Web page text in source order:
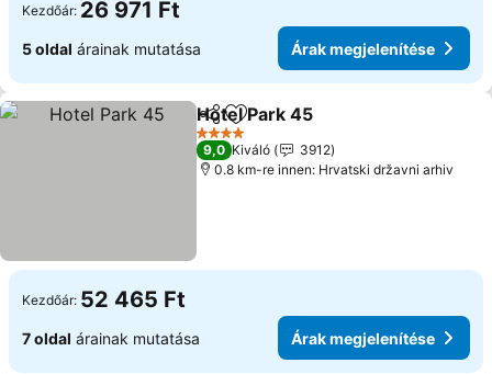
Kezdőár: 26 971 Ft
5 oldal árainak mutatása Árak megjelenítése
Megosztás
Hozzáadás a kedvencekhez
Hotel Park 45
4 Kategória
9,0 Kiváló
3912
0.8 km-re innen: Hrvatski državni arhiv
Kezdőár: 52 465 Ft
7 oldal árainak mutatása Árak megjelenítése